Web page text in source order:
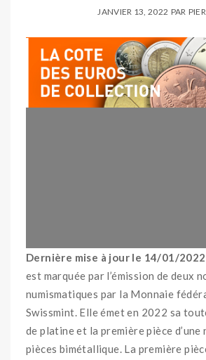
JANVIER 13, 2022 PAR
Dernière mise à jour le 14/01/2022
est marquée par l’émission de deux
numismatiques par la Monnaie
Swissmint. Elle émet en 2022 sa
de platine et la première pièce
pièces bimétallique. La première